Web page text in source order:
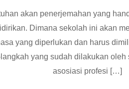
akan penerjemahan yang
Dimana sekolah ini akan
yang diperlukan dan harus
yang sudah dilakukan
asosiasi profesi […]